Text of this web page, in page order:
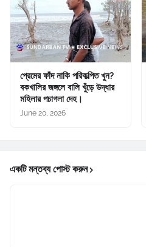
প্রেমের ফাঁদ নাকি পরিকল্পিত খুন?
বকখালির জঙ্গলে বালি খুঁড়ে উদ্ধার
মহিলার পচাগলা দেহ।
June 20, 2026
একটি মন্তব্য পোস্ট করুন